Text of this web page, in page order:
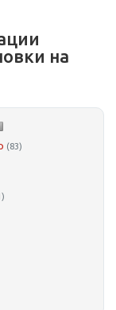
на
(83)